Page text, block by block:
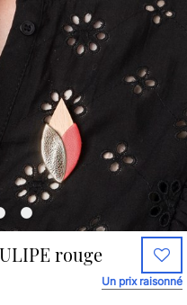
rouge
Un prix raisonné